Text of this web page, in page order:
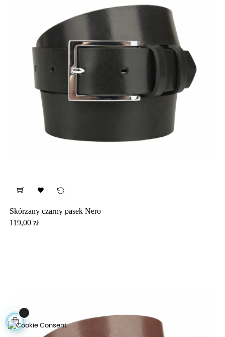

Skórzany czarny pasek Nero
Cena
119,00 zł